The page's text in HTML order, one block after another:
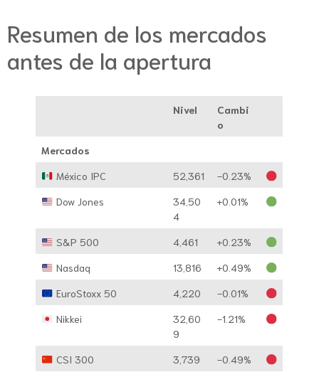
Resumen de los mercados
antes de la apertura
Nivel
Cambi
o
Mercados
México IPC
52,361
-0.23%
Dow Jones
34,50
4
+0.01%
S&P 500 4,461
+0.23%
Nasdaq
13,816
+0.49%
EuroStoxx 50
4,220
-0.01%
Nikkei
32,60
9
-1.21%
CSI 300 3,739
-0.49%